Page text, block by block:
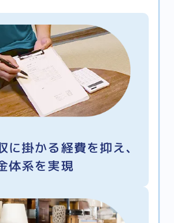
に掛かる経費を抑え、
体系を実現